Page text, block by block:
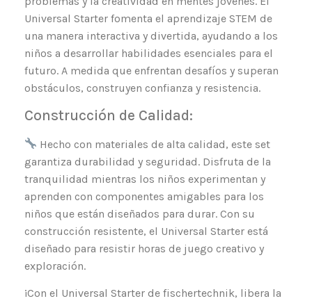
Universal Starter fomenta el aprendizaje STEM de
una manera interactiva y divertida, ayudando a los
niños a desarrollar habilidades esenciales para el
futuro. A medida que enfrentan desafíos y superan
obstáculos, construyen confianza y resistencia.
Construcción de Calidad:
Hecho con materiales de alta calidad, este set
garantiza durabilidad y seguridad. Disfruta de la
tranquilidad mientras los niños experimentan y
aprenden con componentes amigables para los
niños que están diseñados para durar. Con su
construcción resistente, el Universal Starter está
diseñado para resistir horas de juego creativo y
exploración.
¡Con el Universal Starter de fischertechnik, libera la